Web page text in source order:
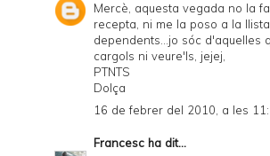
Mercè, aquesta vegada no la
recepta, ni me la poso a la llista
dependents...jo sóc d'aquelles
cargols ni veure'ls, jejej,
PTNTS
Dolça
16 de febrer del 2010, a les
Francesc ha dit...